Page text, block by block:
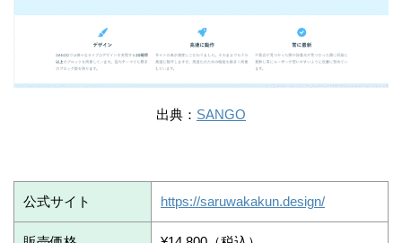
出典： SANGO
公式サイト https://saruwakakun.design/